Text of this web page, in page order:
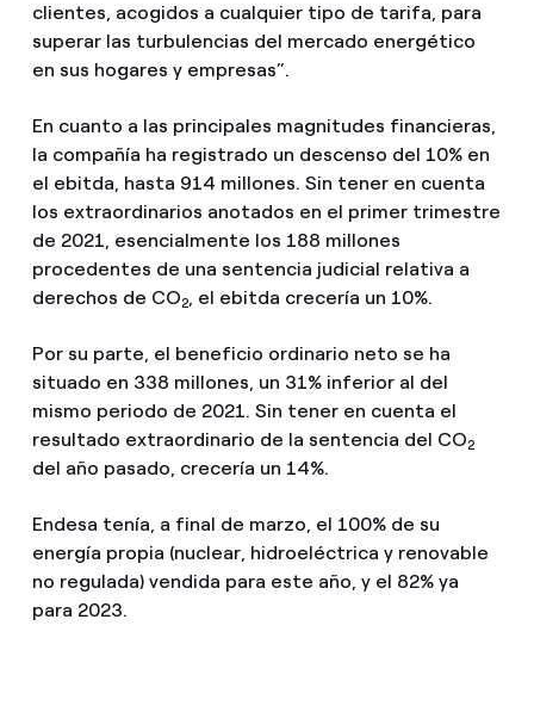
clientes, acogidos a cualquier tipo de tarifa, para
superar las turbulencias del mercado energético
en sus hogares y empresas”.
En cuanto a las principales magnitudes financieras,
la compañía ha registrado un descenso del 10% en
el ebitda, hasta 914 millones. Sin tener en cuenta
los extraordinarios anotados en el primer trimestre
de 2021, esencialmente los 188 millones
procedentes de una sentencia judicial relativa a
derechos de CO2, el ebitda crecería un 10%.
Por su parte, el beneficio ordinario neto se ha
situado en 338 millones, un 31% inferior al del
mismo periodo de 2021. Sin tener en cuenta el
resultado extraordinario de la sentencia del CO2
del año pasado, crecería un 14%.
Endesa tenía, a final de marzo, el 100% de su
energía propia (nuclear, hidroeléctrica y renovable
no regulada) vendida para este año, y el 82% ya
para 2023.